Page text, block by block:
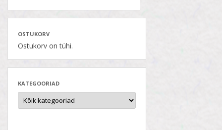
OSTUKORV
Ostukorv on tühi.
KATEGOORIAD